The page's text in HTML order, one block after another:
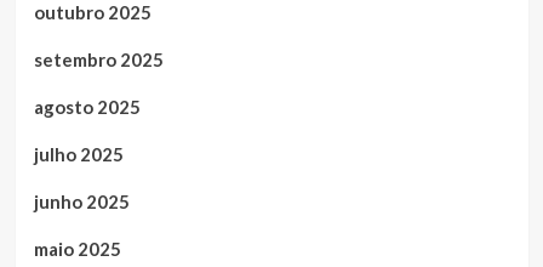
outubro 2025
setembro 2025
agosto 2025
julho 2025
junho 2025
maio 2025